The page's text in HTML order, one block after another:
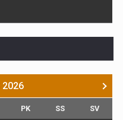
2026
PK SS SV